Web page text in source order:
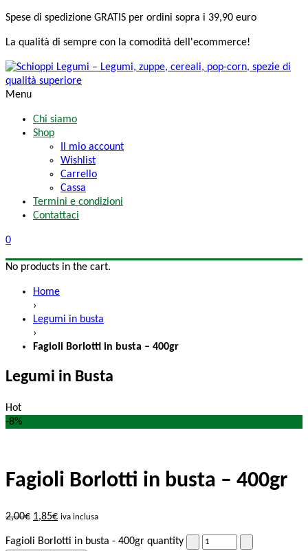
Spese di spedizione GRATIS per ordini sopra i 39,90 euro
La qualità di sempre con la comodità dell'ecommerce!
Menu
Chi siamo
Shop
Il mio account
Wishlist
Carrello
Cassa
Termini e condizioni
Contattaci
0
No products in the cart.
Home
›
Legumi in busta
›
Fagioli Borlotti in busta – 400gr
Legumi in Busta
Hot
-8%
Fagioli Borlotti in busta – 400gr
2,00€ 1,85€ iva inclusa
Fagioli Borlotti in busta - 400gr quantity